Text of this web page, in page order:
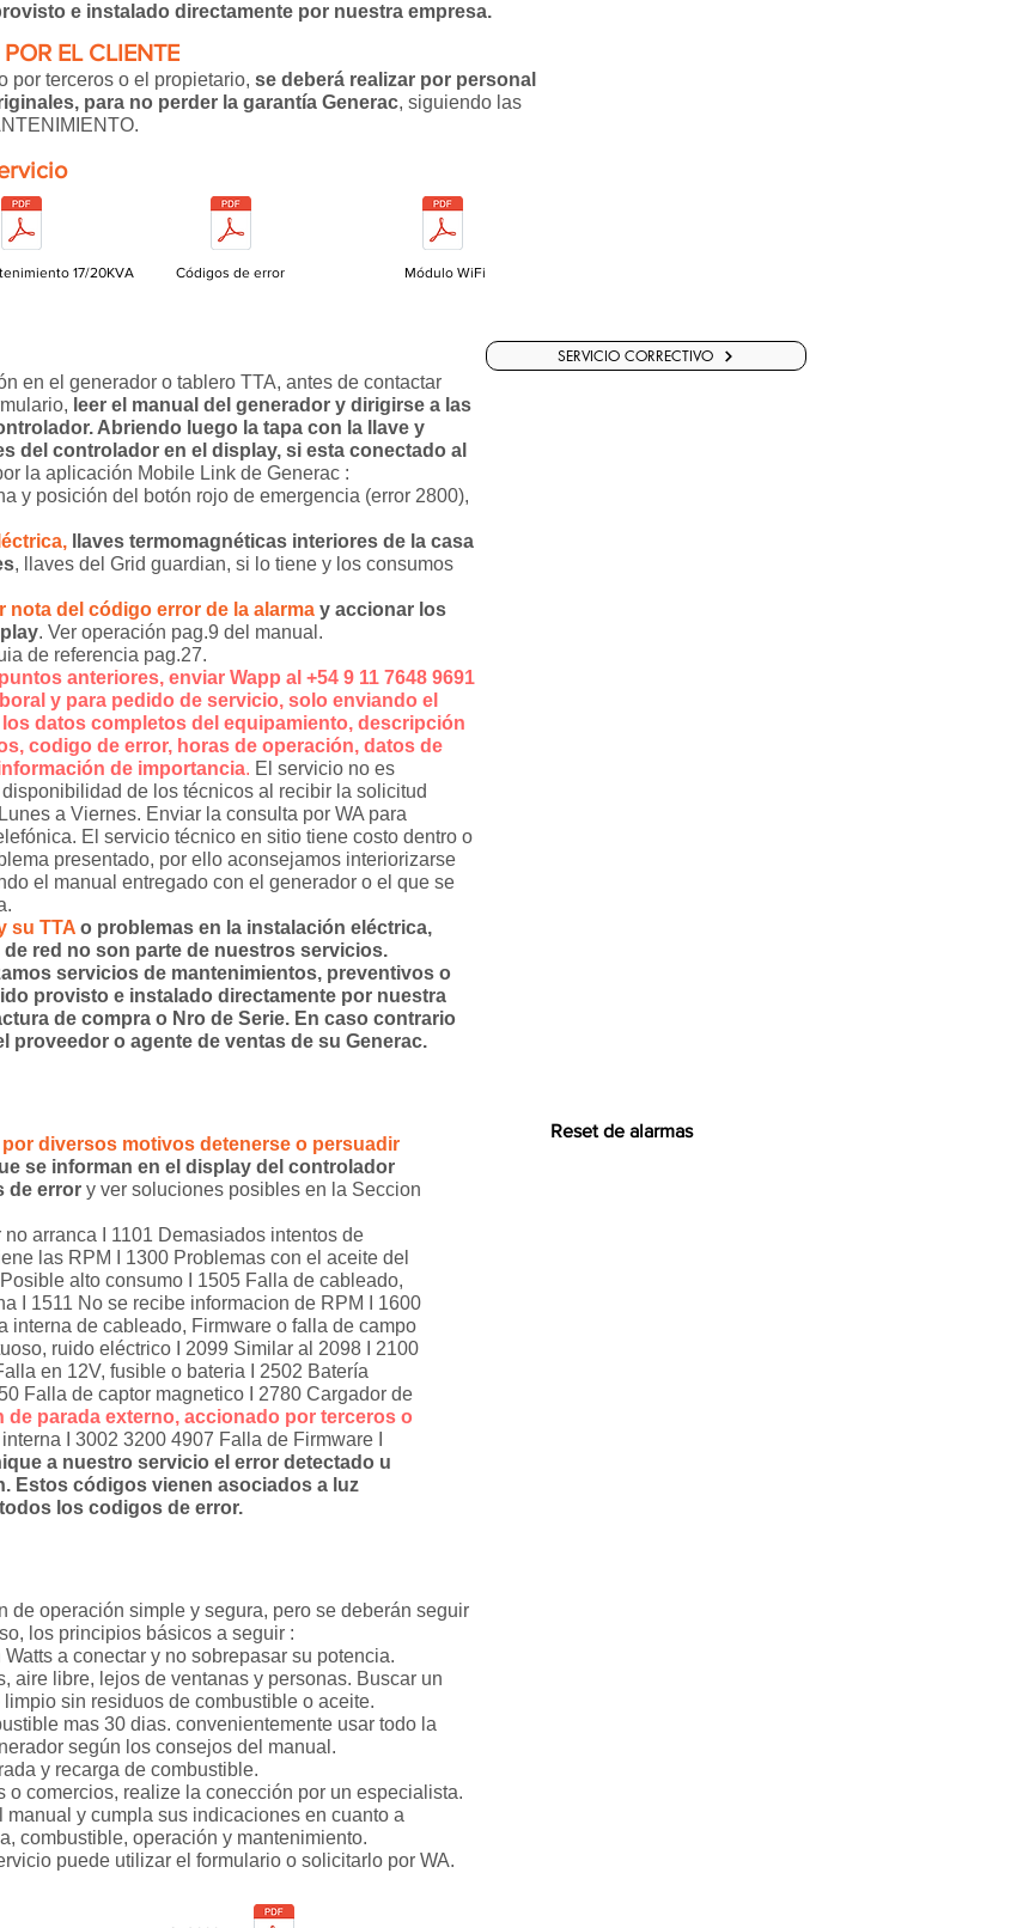
e instalado directamente por nuestra empresa.
EL CLIENTE
por terceros o el propietario, se deberá realizar por personal
para no perder la garantía Generac, siguiendo las
17/20KVA Códigos de error Módulo WiFi
en el generador o tablero TTA, antes de contactar
leer el manual del generador y dirigirse a las
Abriendo luego la tapa con la llave y
del controlador en el display, si esta conectado al
la aplicación Mobile Link de Generac :
y posición del botón rojo de emergencia (error 2800),
llaves termomagnéticas interiores de la casa
, llaves del Grid guardian, si lo tiene y los consumos
nota del código error de la alarma y accionar los
. Ver operación pag.9 del manual.
de referencia pag.27.
anteriores, enviar Wapp al +54 9 11 7648 9691
y para pedido de servicio, solo enviando el
datos completos del equipamiento, descripción
codigo de error, horas de operación, datos de
de importancia. El servicio no es
de los técnicos al recibir la solicitud
a Viernes. Enviar la consulta por WA para
El servicio técnico en sitio tiene costo dentro o
presentado, por ello aconsejamos interiorizarse
el manual entregado con el generador o el que se
su TTA o problemas en la instalación eléctrica,
red no son parte de nuestros servicios.
servicios de mantenimientos, preventivos o
provisto e instalado directamente por nuestra
de compra o Nro de Serie. En caso contrario
proveedor o agente de ventas de su Generac.
SERVICIO CORRECTIVO
diversos motivos detenerse o persuadir
se informan en el display del controlador
de error y ver soluciones posibles en la Seccion
arranca I 1101 Demasiados intentos de
las RPM I 1300 Problemas con el aceite del
alto consumo I 1505 Falla de cableado,
I 1511 No se recibe informacion de RPM I 1600
interna de cableado, Firmware o falla de campo
ruido eléctrico I 2099 Similar al 2098 I 2100
en 12V, fusible o bateria I 2502 Batería
Falla de captor magnetico I 2780 Cargador de
de parada externo, accionado por terceros o
I 3002 3200 4907 Falla de Firmware I
a nuestro servicio el error detectado u
Estos códigos vienen asociados a luz
los codigos de error.
Reset de alarmas
de operación simple y segura, pero se deberán seguir
los principios básicos a seguir :
a conectar y no sobrepasar su potencia.
aire libre, lejos de ventanas y personas. Buscar un
sin residuos de combustible o aceite.
mas 30 dias. convenientemente usar todo la
según los consejos del manual.
y recarga de combustible.
o comercios, realize la conección por un especialista.
y cumpla sus indicaciones en cuanto a
combustible, operación y mantenimiento.
puede utilizar el formulario o solicitarlo por WA.